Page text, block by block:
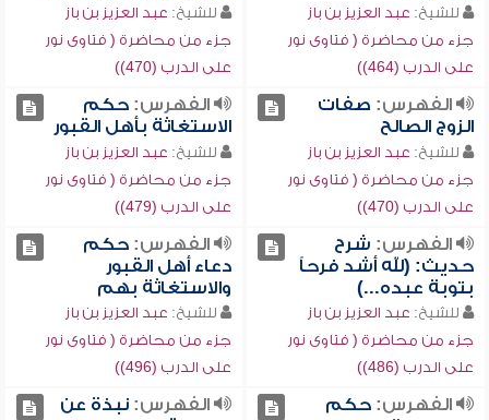
للشيخ: عبد العزيز بن باز
جزء من محاضرة ( فتاوى نور
على الدرب (464))
للشيخ: عبد العزيز بن باز
جزء من محاضرة ( فتاوى نور
على الدرب (470))
الفهرس: صفات
الزوج الصالح
للشيخ: عبد العزيز بن باز
جزء من محاضرة ( فتاوى نور
على الدرب (470))
الفهرس:حكم
الاستغاثة بأهل القبور
للشيخ: عبد العزيز بن باز
جزء من محاضرة ( فتاوى نور
على الدرب (479))
الفهرس: شرح
حديث: (لله أشد فرحاً
بتوبة عبده...)
للشيخ: عبد العزيز بن باز
جزء من محاضرة ( فتاوى نور
على الدرب (486))
الفهرس:حكم
دعاء أهل القبور
والاستغاثة بهم
للشيخ: عبد العزيز بن باز
جزء من محاضرة ( فتاوى نور
على الدرب (496))
الفهرس:حكم
الفهرس:نبذة عن